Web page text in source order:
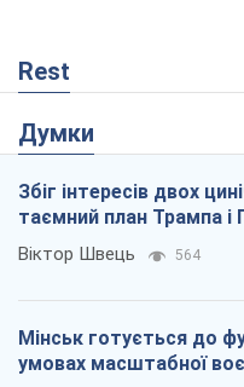
Rest
Думки
Збіг інтересів двох
таємний план Трампа і
Віктор Швець 564
Мінськ готується до
умовах масштабної